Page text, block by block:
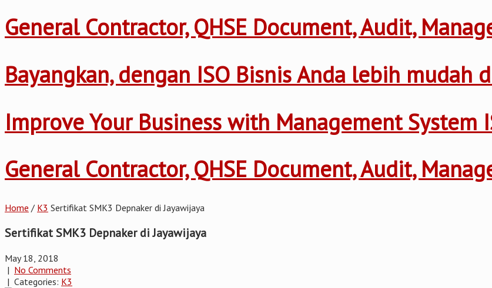
General Contractor, QHSE Document, Audit,
Bayangkan, dengan ISO Bisnis Anda lebih mudah
Improve Your Business with Management System
General Contractor, QHSE Document, Audit,
Home / K3 Sertifikat SMK3 Depnaker di Jayawijaya
Sertifikat SMK3 Depnaker di Jayawijaya
May 18, 2018
| No Comments
| Categories: K3